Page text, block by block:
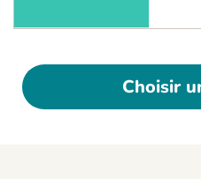
Choisir